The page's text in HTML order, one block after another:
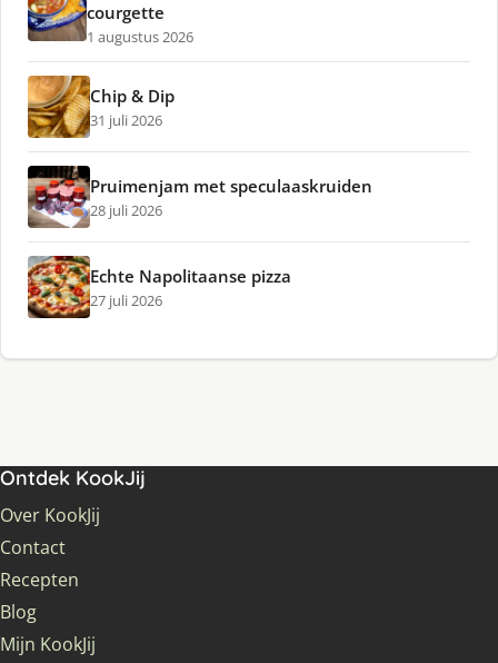
courgette
1 augustus 2026
Chip & Dip
31 juli 2026
Pruimenjam met speculaaskruiden
28 juli 2026
Echte Napolitaanse pizza
27 juli 2026
Ontdek KookJij
Over KookJij
Contact
Recepten
Blog
Mijn KookJij